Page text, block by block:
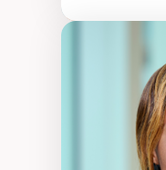
Les
l'affect, du
dans
perspective
L’insertion